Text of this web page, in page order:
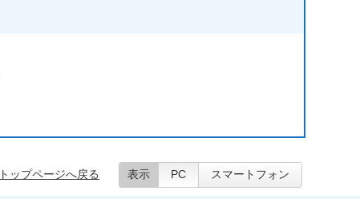
トップページへ戻る 表示 PC スマートフォン